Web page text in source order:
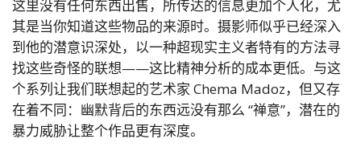
这里没有任何东西出售，所传达的信息更加个人化，尤
其是当你知道这些物品的来源时。摄影师似乎已经深入
到他的潜意识深处，以一种超现实主义者特有的方法寻
找这些奇怪的联想——这比精神分析的成本更低。与这
个系列让我们联想起的艺术家 Chema Madoz，但又存
在着不同：幽默背后的东西远没有那么 “禅意”，潜在的
暴力威胁让整个作品更有深度。